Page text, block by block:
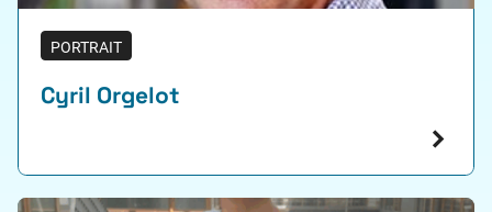
PORTRAIT
Cyril Orgelot